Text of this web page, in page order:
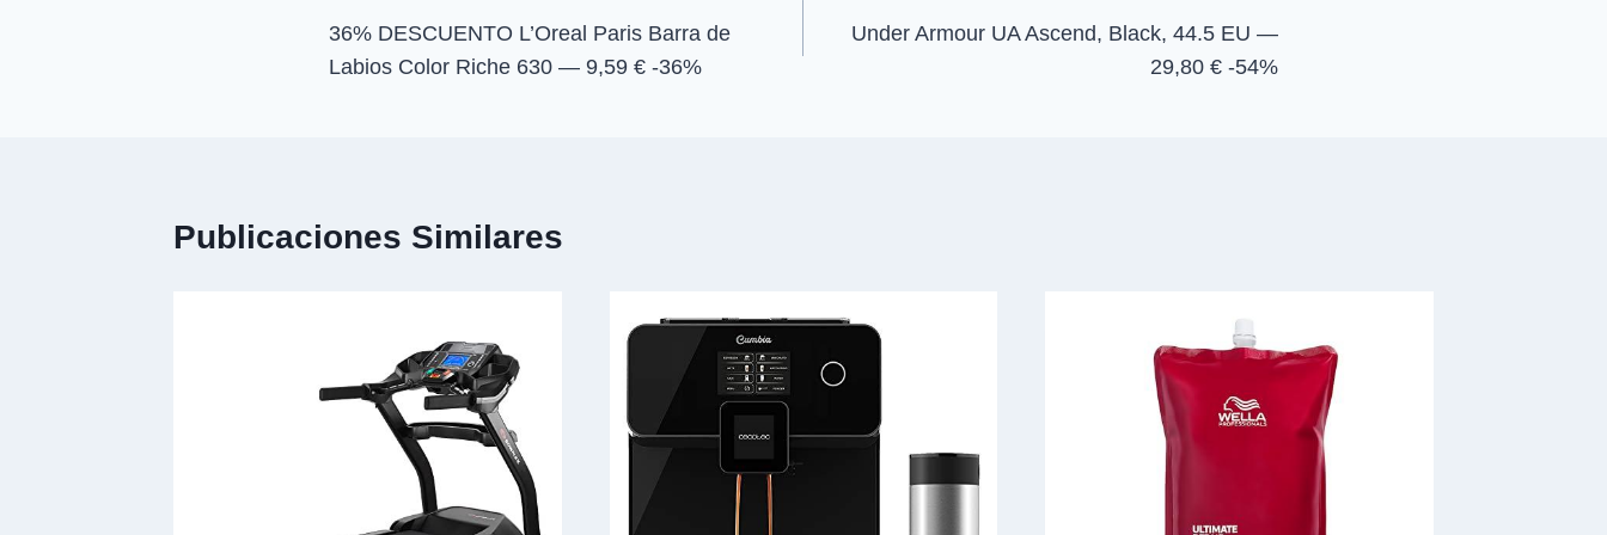
de
36% DESCUENTO L’Oreal Paris Barra de
Labios Color Riche 630 — 9,59 € -36%
Under Armour UA Ascend, Black, 44.5 EU —
29,80 € -54%
Publicaciones Similares